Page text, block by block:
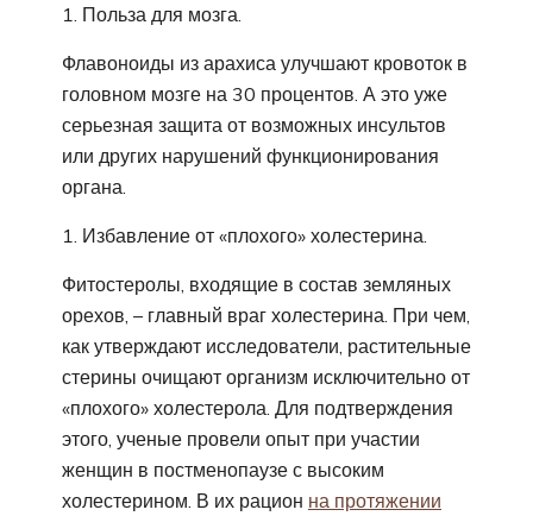
Польза для мозга.
Флавоноиды из арахиса улучшают кровоток в
головном мозге на 30 процентов. А это уже
серьезная защита от возможных инсультов
или других нарушений функционирования
органа.
Избавление от «плохого» холестерина.
Фитостеролы, входящие в состав земляных
орехов, – главный враг холестерина. При чем,
как утверждают исследователи, растительные
стерины очищают организм исключительно от
«плохого» холестерола. Для подтверждения
этого, ученые провели опыт при участии
женщин в постменопаузе с высоким
холестерином. В их рацион на протяжении